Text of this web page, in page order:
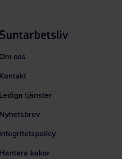
Suntarbetsliv
Om oss
Kontakt
Lediga tjänster
Nyhetsbrev
Integritetspolicy
Hantera kakor